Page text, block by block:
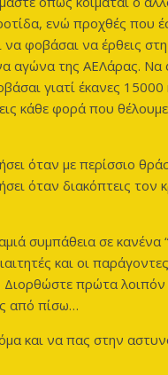
ενώ προχθές που
να φοβάσαι να έρθεις
αγώνα της ΑΕΛάρας.
γιατί έκανες
κάθε φορά που
όταν με περίσσιο
όταν διακόπτεις τον
συμπάθεια σε
και οι
πρώτα
από πίσω…
και να πας στην